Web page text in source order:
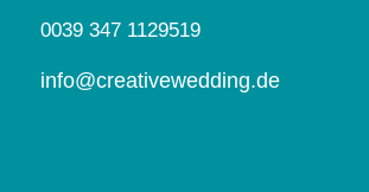
0039 347 1129519
info@creativewedding.de